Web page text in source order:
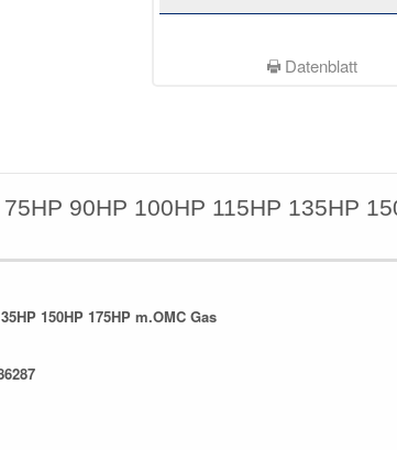
Datenblatt
90HP 100HP 115HP 135HP
150HP 175HP m.OMC Gas